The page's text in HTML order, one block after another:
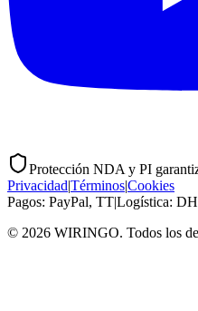
Protección NDA y PI
Privacidad|Términos|Cookies
Pagos: PayPal, TT|Logística:
© 2026 WIRINGO. Todos los